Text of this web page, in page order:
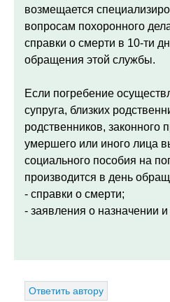
возмещается
вопросам похоронного
справки о смерти в 10-ти
обращения этой службы.
Если погребение
супруга, близких
родственников, законного
умершего или иного лица
социального пособия на
производится в день
- справки о смерти;
- заявления о назначении
Ответить автору